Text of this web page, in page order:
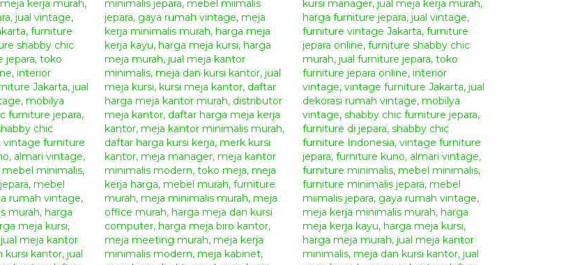
Meja Kerja Jati Minimalis Terbaru
Anda juga dapat melihat ProdukMeja Kantormodel yang lain ====>>>Meja Kantor Direktur
Dallot